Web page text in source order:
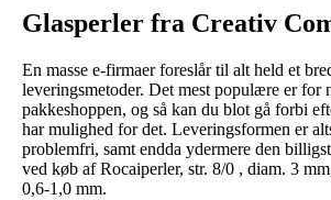
Glasperler fra Creativ
En masse e-firmaer foreslår til alt held et
leveringsmetoder. Det mest populære er for
pakkeshoppen, og så kan du blot gå forbi
har mulighed for det. Leveringsformen er
problemfri, samt endda ydermere den
ved køb af Rocaiperler, str. 8/0 , diam. 3
0,6-1,0 mm.